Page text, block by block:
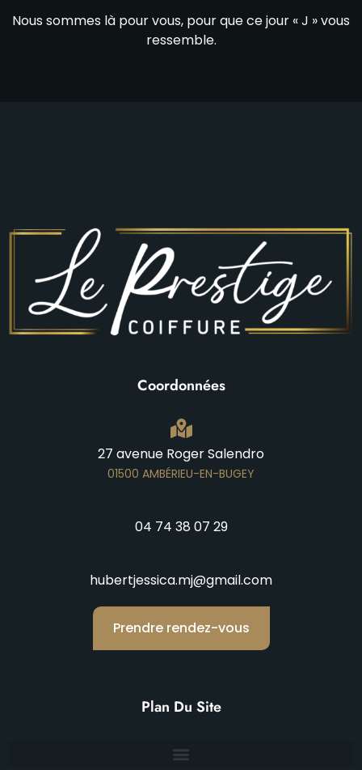
Nous sommes là pour vous, pour que ce jour « J » vous
ressemble.
Coordonnées
27 avenue Roger Salendro
01500 AMBÉRIEU-EN-BUGEY
04 74 38 07 29
hubertjessica.mj@gmail.com
Prendre rendez-vous
Plan Du Site